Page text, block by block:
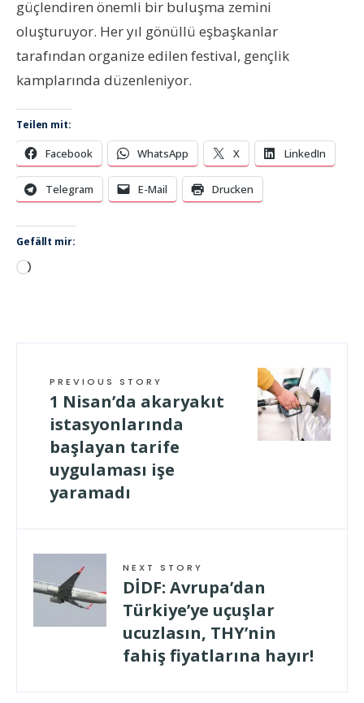
güçlendiren önemli bir buluşma zemini
oluşturuyor. Her yıl gönüllü eşbaşkanlar
tarafından organize edilen festival, gençlik
kamplarında düzenleniyor.
Teilen mit:
Facebook WhatsApp X LinkedIn
Telegram E-Mail Drucken
Gefällt mir:
Wird
PREVIOUS STORY
1 Nisan’da akaryakıt
istasyonlarında
başlayan tarife
uygulaması işe
yaramadı
NEXT STORY
DİDF: Avrupa’dan
Türkiye’ye uçuşlar
ucuzlasın, THY’nin
fahiş fiyatlarına hayır!